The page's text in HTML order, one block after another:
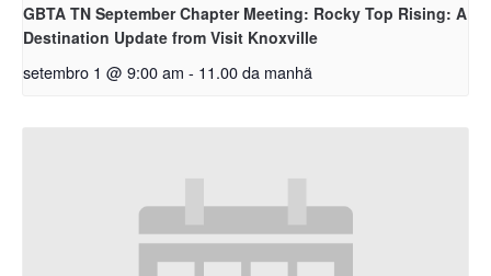
GBTA TN September Chapter Meeting: Rocky Top Rising: A
Destination Update from Visit Knoxville
setembro 1 @ 9:00 am - 11.00 da manhã